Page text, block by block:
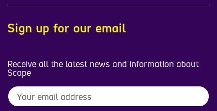
Sign up for our email
Receive all the latest news and information about
Scope